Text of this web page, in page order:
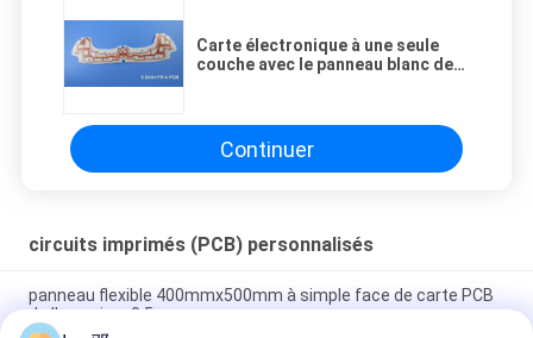
Carte électronique à une seule
couche avec le panneau blanc de
le contre-jour d'affichage
Continuer
circuits imprimés (PCB) personnalisés
panneau flexible 400mmx500mm à simple face de carte PCB
de l'en cuivre 0.5oz